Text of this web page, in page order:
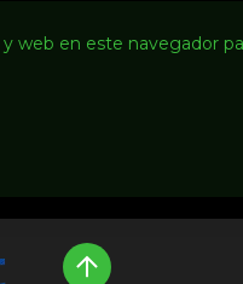
web en este navegador